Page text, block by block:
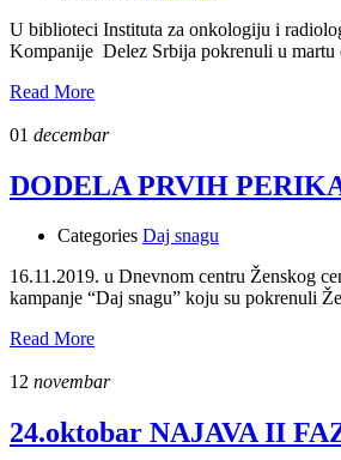
U biblioteci Instituta za onkologiju i
Kompanije Delez Srbija pokrenuli u
Read More
01 decembar
DODELA PRVIH
Categories Daj snagu
16.11.2019. u Dnevnom centru Ženskog
kampanje “Daj snagu” koju su pokrenuli
Read More
12 novembar
24.oktobar NAJAVA II